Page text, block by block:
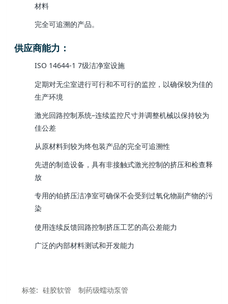
材料
完全可追溯的产品。
供应商能力：
ISO 14644-1 7级洁净室设施
定期对无尘室进行可行和不可行的监控，以确保较为佳的
生产环境
激光回路控制系统–连续监控尺寸并调整机械以保持较为
佳公差
从原材料到较为终包装产品的完全可追溯性
先进的制造设备，具有非接触式激光控制的挤压和检查释
放
专用的铂挤压洁净室可确保不会受到过氧化物副产物的污
染
使用连续反馈回路控制挤压工艺的高公差能力
广泛的内部材料测试和开发能力
标签: 硅胶软管 制药级蠕动泵管